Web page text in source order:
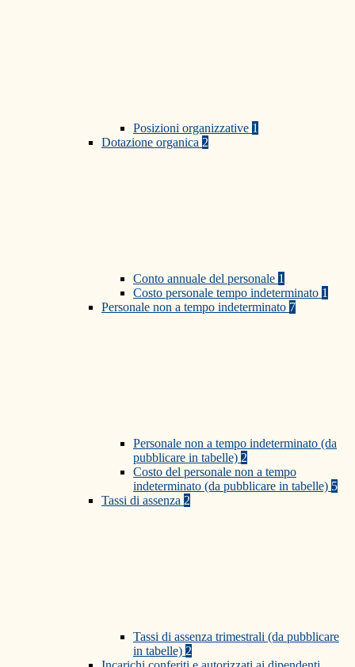
Posizioni organizzative 1
Dotazione organica 2
Conto annuale del personale 1
Costo personale tempo indeterminato 1
Personale non a tempo indeterminato 7
Personale non a tempo indeterminato (da
pubblicare in tabelle) 2
Costo del personale non a tempo
indeterminato (da pubblicare in tabelle) 5
Tassi di assenza 2
Tassi di assenza trimestrali (da pubblicare
in tabelle) 2